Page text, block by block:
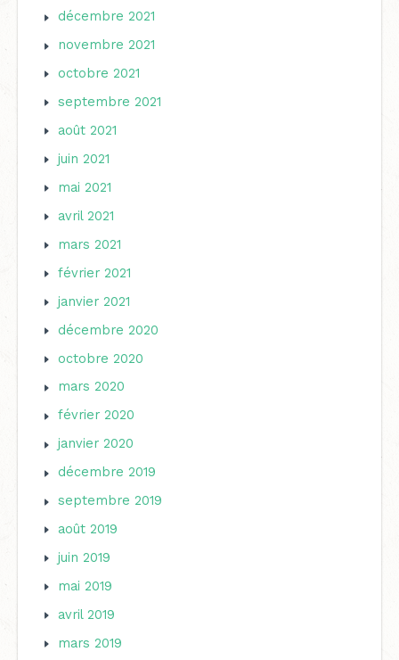
décembre 2021
novembre 2021
octobre 2021
septembre 2021
août 2021
juin 2021
mai 2021
avril 2021
mars 2021
février 2021
janvier 2021
décembre 2020
octobre 2020
mars 2020
février 2020
janvier 2020
décembre 2019
septembre 2019
août 2019
juin 2019
mai 2019
avril 2019
mars 2019